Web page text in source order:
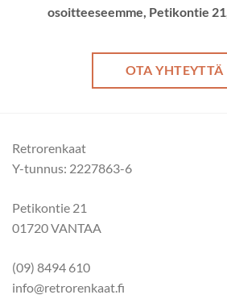
osoitteeseemme, Petikontie
OTA YHTEYTTÄ
Retrorenkaat
Y-tunnus: 2227863-6
Petikontie 21
01720 VANTAA
(09) 8494 610
info@retrorenkaat.fi